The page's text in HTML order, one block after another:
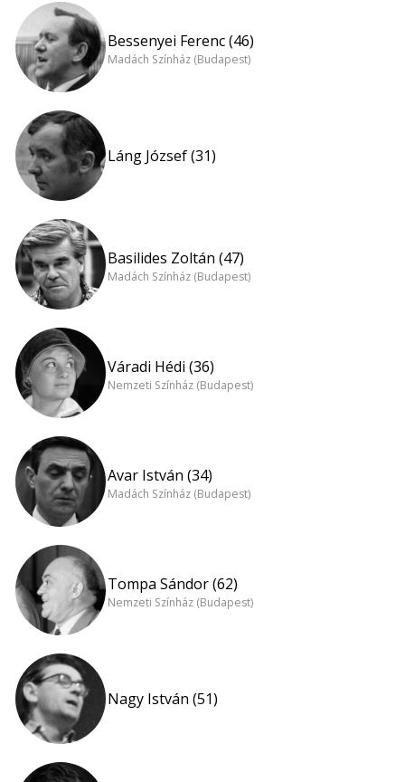
Bessenyei Ferenc (46)
Madách Színház (Budapest)
Láng József (31)
Basilides Zoltán (47)
Madách Színház (Budapest)
Váradi Hédi (36)
Nemzeti Színház (Budapest)
Avar István (34)
Madách Színház (Budapest)
Tompa Sándor (62)
Nemzeti Színház (Budapest)
Nagy István (51)